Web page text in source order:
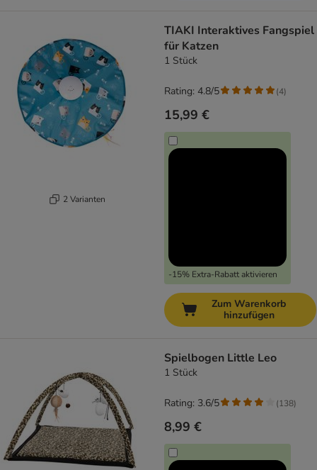
2 Varianten
TIAKI Interaktives Fangspiel
für Katzen
1 Stück
15,99 €
-15% Extra-Rabatt aktivieren
Rating: 4.8/5 (4)
Zum Warenkorb
hinzufügen
Spielbogen Little Leo
1 Stück
8,99 €
Rating: 3.6/5 (138)